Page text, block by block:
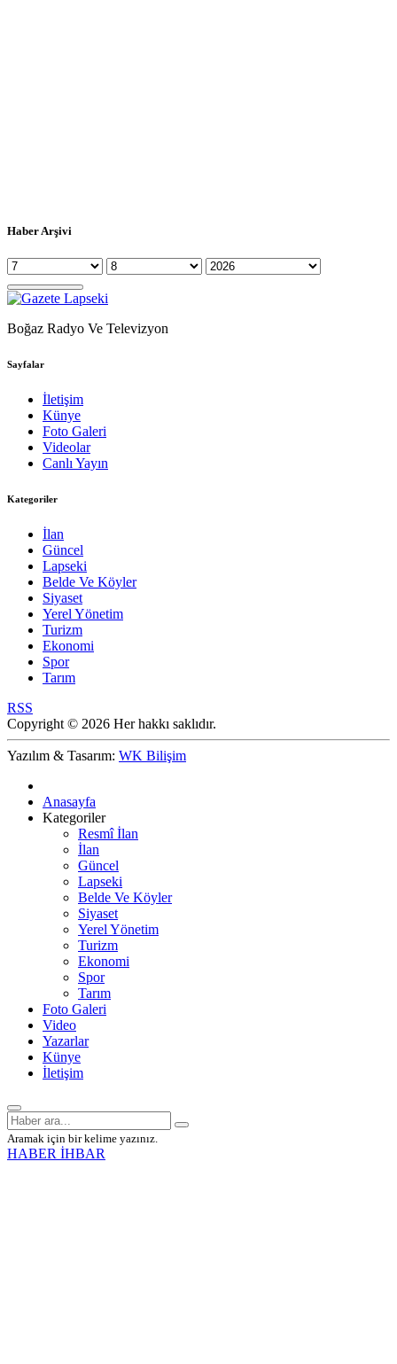
Haber Arşivi
Boğaz Radyo Ve Televizyon
Sayfalar
İletişim
Künye
Foto Galeri
Videolar
Canlı Yayın
Kategoriler
İlan
Güncel
Lapseki
Belde Ve Köyler
Siyaset
Yerel Yönetim
Turizm
Ekonomi
Spor
Tarım
RSS
Copyright © 2026 Her hakkı saklıdır.
Yazılım & Tasarım: WK Bilişim
Anasayfa
Kategoriler
Resmî İlan
İlan
Güncel
Lapseki
Belde Ve Köyler
Siyaset
Yerel Yönetim
Turizm
Ekonomi
Spor
Tarım
Foto Galeri
Video
Yazarlar
Künye
İletişim
Aramak için bir kelime yazınız.
HABER İHBAR